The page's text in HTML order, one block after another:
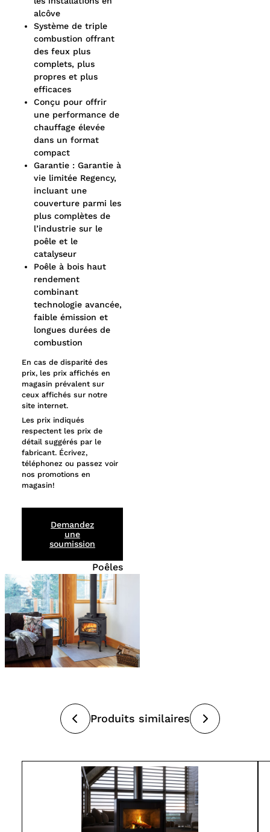
Poêles
alcôve
Système de triple
combustion offrant
des feux plus
complets, plus
propres et plus
efficaces
Conçu pour offrir
une performance de
chauffage élevée
dans un format
compact
Garantie : Garantie à
vie limitée Regency,
incluant une
couverture parmi les
plus complètes de
l’industrie sur le
poêle et le
catalyseur
Poêle à bois haut
rendement
combinant
technologie avancée,
faible émission et
longues durées de
combustion
En cas de disparité des
prix, les prix affichés en
magasin prévalent sur
ceux affichés sur notre
site internet.
Les prix indiqués
respectent les prix de
détail suggérés par le
fabricant. Écrivez,
téléphonez ou passez voir
nos promotions en
magasin!
Demandez
une
soumission
Produits similaires